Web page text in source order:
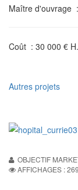
Maître d'ouvrage
Coût : 30 000 €
Autres projets
OBJECTIF
AFFICHAGES :